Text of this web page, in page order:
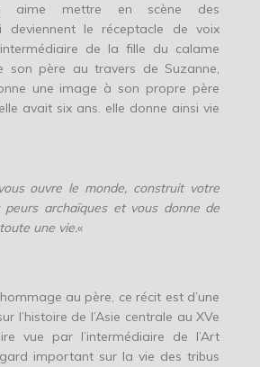
aime mettre en scène des
deviennent le réceptacle de voix
de la fille du calame
son père au travers de Suzanne,
une image à son propre père
avait six ans. elle donne ainsi vie
ouvre le monde, construit votre
archaïques et vous donne de
une vie.«
au père, ce récit est d’une
l’histoire de l’Asie centrale au XVe
vue par l’intermédiaire de l’Art
important sur la vie des tribus